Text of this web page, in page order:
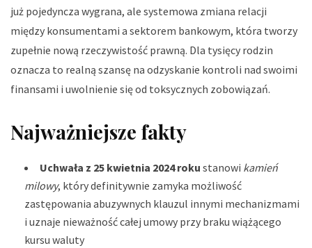
już pojedyncza wygrana, ale systemowa zmiana relacji
między konsumentami a sektorem bankowym, która tworzy
zupełnie nową rzeczywistość prawną. Dla tysięcy rodzin
oznacza to realną szansę na odzyskanie kontroli nad swoimi
finansami i uwolnienie się od toksycznych zobowiązań.
Najważniejsze fakty
Uchwała z 25 kwietnia 2024 roku stanowi kamień
milowy, który definitywnie zamyka możliwość
zastępowania abuzywnych klauzul innymi mechanizmami
i uznaje nieważność całej umowy przy braku wiążącego
kursu waluty